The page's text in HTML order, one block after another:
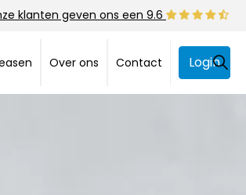
klanten geven ons een 9.6
Over ons Contact Login